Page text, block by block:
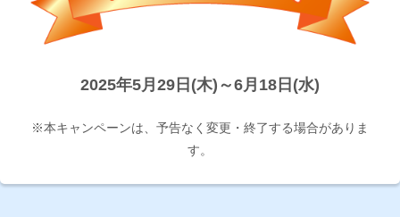
2025年5月29日(木)～6月18日(水)
※本キャンペーンは、予告なく変更・終了する場合がありま
す。